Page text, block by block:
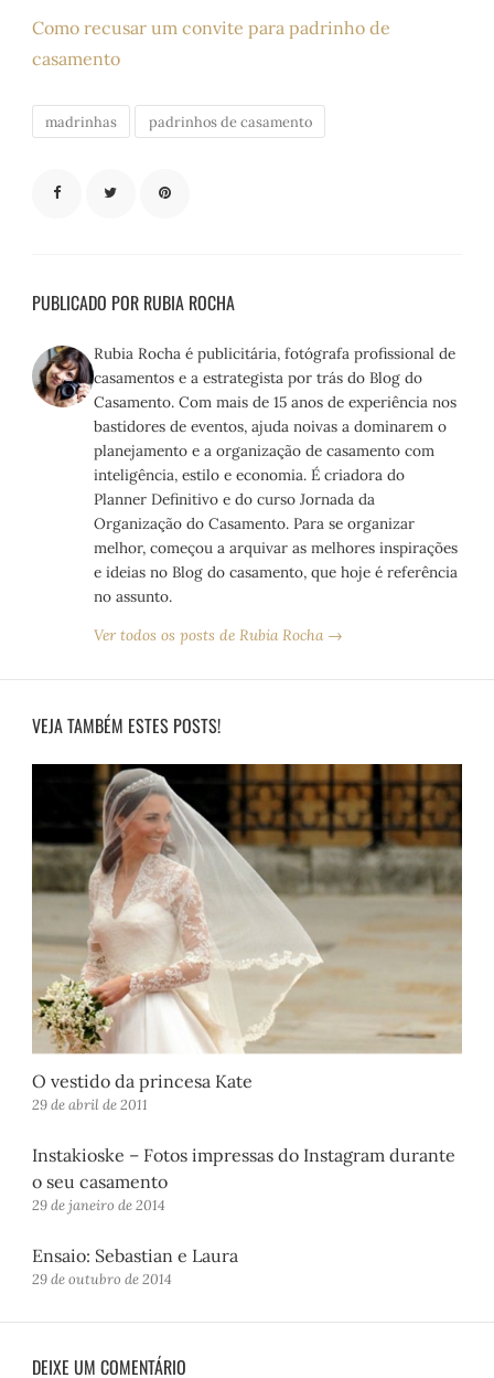
Como recusar um convite para padrinho de
casamento
madrinhas padrinhos de casamento
PUBLICADO POR RUBIA ROCHA
Rubia Rocha é publicitária, fotógrafa profissional de
casamentos e a estrategista por trás do Blog do
Casamento. Com mais de 15 anos de experiência nos
bastidores de eventos, ajuda noivas a dominarem o
planejamento e a organização de casamento com
inteligência, estilo e economia. É criadora do
Planner Definitivo e do curso Jornada da
Organização do Casamento. Para se organizar
melhor, começou a arquivar as melhores inspirações
e ideias no Blog do casamento, que hoje é referência
no assunto.
Ver todos os posts de Rubia Rocha →
VEJA TAMBÉM ESTES POSTS!
O vestido da princesa Kate
29 de abril de 2011
Instakioske – Fotos impressas do Instagram durante
o seu casamento
29 de janeiro de 2014
Ensaio: Sebastian e Laura
29 de outubro de 2014
DEIXE UM COMENTÁRIO